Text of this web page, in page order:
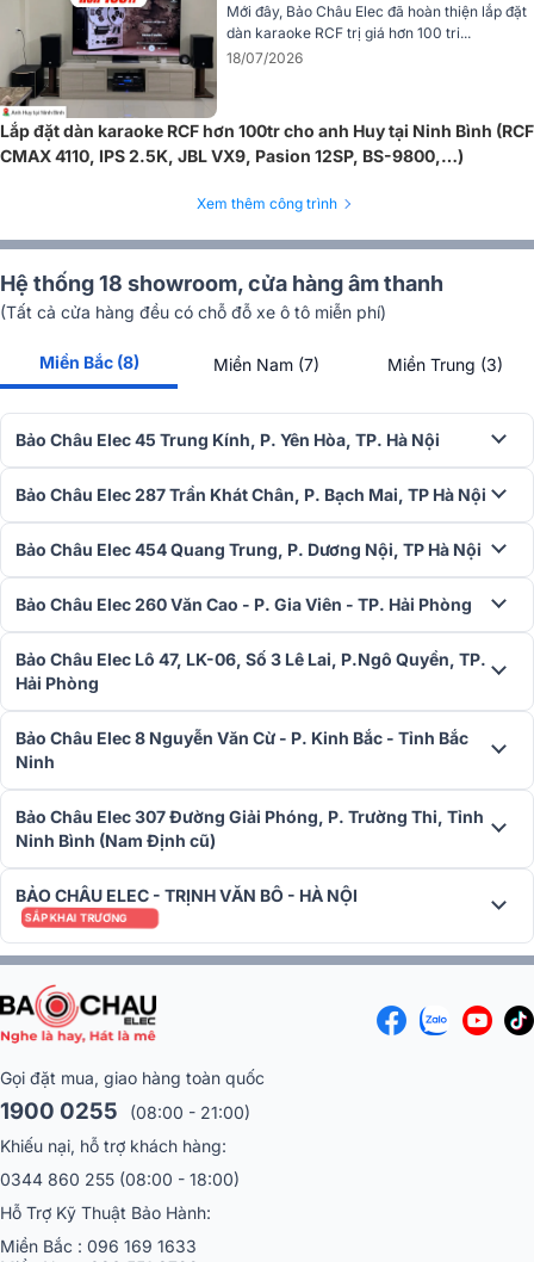
Loa treo tường RCF WMR 50T được thiết kế với tiêu chuẩn bảo vệ
IP55, có khả năng chống bụi và chịu được nước phun từ mọi hướng.
Điều này cho phép loa hoạt động hiệu quả trong nhiều điều kiện môi
trường khác nhau, từ trong nhà đến ngoài trời, mà không lo bị ảnh
hưởng bởi thời tiết hay bụi bẩn. Sự bền bỉ này khiến cho loa RCF
WMR 50T trở thành lựa chọn lý tưởng cho những ai cần một hệ
thống âm thanh ổn định và đáng tin cậy.
Ứng dụng thực tế
Loa treo tường RCF WMR 50T có nhiều ứng dụng thực tế trong các
lĩnh vực khác nhau. Tại nhà hàng và quán cà phê, loa giúp tạo
không gian âm nhạc dễ chịu, nâng cao trải nghiệm của khách hàng.
Trong phòng họp và hội nghị, âm thanh rõ ràng của loa hỗ trợ hiệu
quả trong việc truyền đạt thông tin. Tại trung tâm thương mại, RCF
WMR 50T phát thông báo và nhạc nền, thu hút sự chú ý của khách
hàng. Sản phẩm này cũng lý tưởng cho sự kiện ngoài trời nhờ khả
năng chống bụi và nước. Ngoài ra, loa còn được sử dụng trong gia
đình và trường học, mang lại âm thanh sống động cho các hoạt
động giải trí và giảng dạy.
Mới đây, Bảo Châu Elec đã hoàn thiện lắp đặt
dàn karaoke RCF trị giá hơn 100 tri...
18/07/2026
Lắp đặt dàn karaoke RCF hơn 100tr cho anh Huy tại Ninh Bình (RCF
CMAX 4110, IPS 2.5K, JBL VX9, Pasion 12SP, BS-9800,…)
Xem thêm công trình
Hệ thống 18 showroom, cửa hàng âm thanh
(Tất cả cửa hàng đều có chỗ đỗ xe ô tô miễn phí)
Miền Bắc (8) Miền Nam (7) Miền Trung (3)
Bảo Châu Elec 45 Trung Kính, P. Yên Hòa, TP. Hà Nội
Bảo Châu Elec 287 Trần Khát Chân, P. Bạch Mai, TP Hà Nội
Bảo Châu Elec 454 Quang Trung, P. Dương Nội, TP Hà Nội
Bảo Châu Elec 260 Văn Cao - P. Gia Viên - TP. Hải Phòng
Bảo Châu Elec Lô 47, LK-06, Số 3 Lê Lai, P.Ngô Quyền, TP.
Hải Phòng
Bảo Châu Elec 8 Nguyễn Văn Cừ - P. Kinh Bắc - Tỉnh Bắc
Ninh
Bảo Châu Elec 307 Đường Giải Phóng, P. Trường Thi, Tỉnh
Ninh Bình (Nam Định cũ)
BẢO CHÂU ELEC - TRỊNH VĂN BÔ - HÀ NỘI
SẮP KHAI TRƯƠNG
Gọi đặt mua, giao hàng toàn quốc
1900 0255
(08:00 - 21:00)
Khiếu nại, hỗ trợ khách hàng:
0344 860 255 (08:00 - 18:00)
Hỗ Trợ Kỹ Thuật Bảo Hành:
Miền Bắc : 096 169 1633